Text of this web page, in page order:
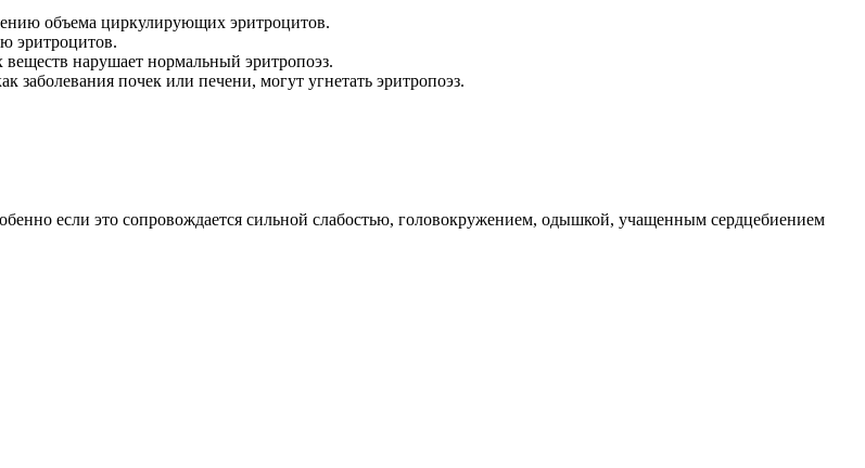
объема циркулирующих эритроцитов.
эритроцитов.
нарушает нормальный эритропоэз.
заболевания почек или печени, могут угнетать эритропоэз.
если это сопровождается сильной слабостью, головокружением, одышкой, учащенным сердцебиением